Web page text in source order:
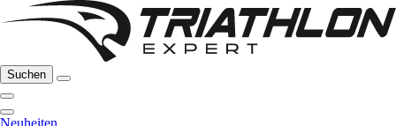
Suchen
Neuheiten